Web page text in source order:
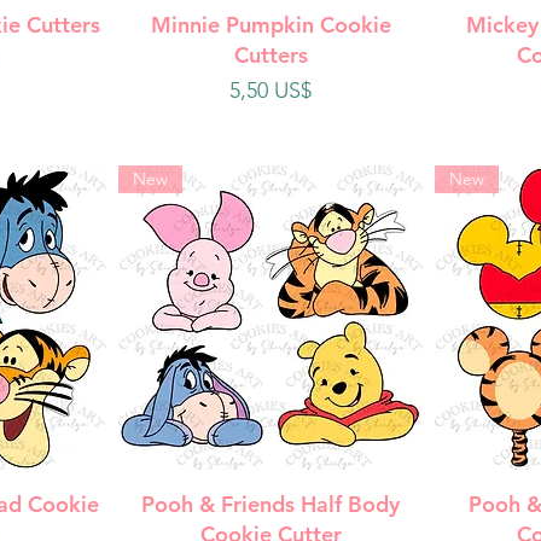
Cutters Vista rápida
Minnie Pumpkin Cookie
Cutters
Precio
5,50 US$
Cookie
Vista rápida
New
Pooh & Friends Half Body
Cookie Cutter
New
Pooh